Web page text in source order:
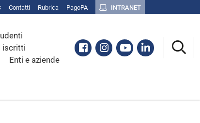
Contatti Rubrica PagoPA INTRANET
iscritti
Enti e aziende
Facebook
Instagram
YoutubeLinkedin